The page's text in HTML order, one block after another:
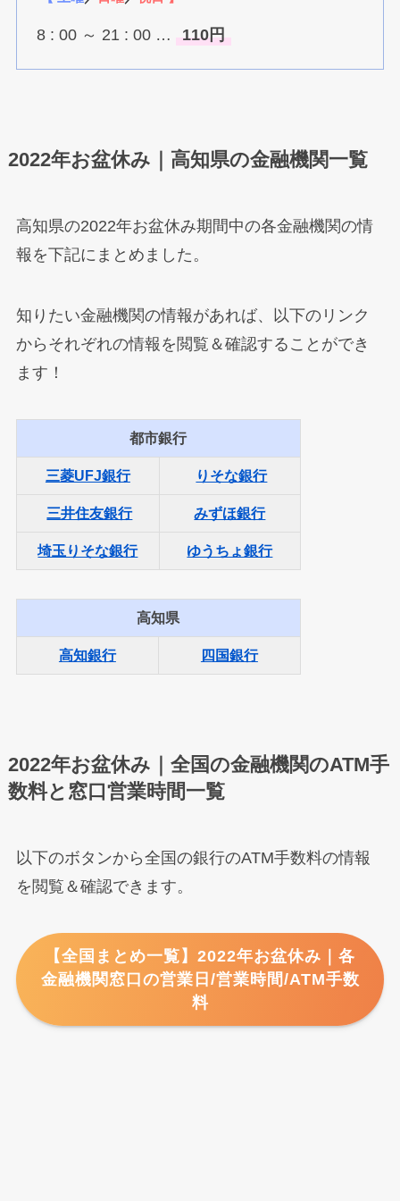
8 : 00 ～ 21 : 00 … 110円
2022年お盆休み｜高知県の金融機関一覧
高知県の2022年お盆休み期間中の各金融機関の情
報を下記にまとめました。
知りたい金融機関の情報があれば、以下のリンク
からそれぞれの情報を閲覧＆確認することができ
ます！
都市銀行
三菱UFJ銀行 りそな銀行
三井住友銀行 みずほ銀行
埼玉りそな銀行 ゆうちょ銀行
高知県
高知銀行 四国銀行
2022年お盆休み｜全国の金融機関のATM手
数料と窓口営業時間一覧
以下のボタンから全国の銀行のATM手数料の情報
を閲覧＆確認できます。
【全国まとめ一覧】2022年お盆休み｜各
金融機関窓口の営業日/営業時間/ATM手数
料